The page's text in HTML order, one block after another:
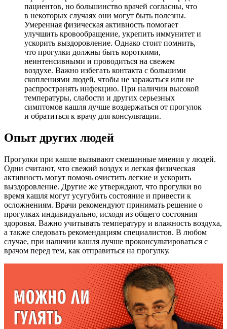
пациентов, но большинство врачей согласны, что
в некоторых случаях они могут быть полезны.
Умеренная физическая активность помогает
улучшить кровообращение, укрепить иммунитет и
ускорить выздоровление. Однако стоит помнить,
что прогулки должны быть короткими,
неинтенсивными и проводиться на свежем
воздухе. Важно избегать контакта с большими
скоплениями людей, чтобы не заражаться или не
распространять инфекцию. При наличии высокой
температуры, слабости и других серьезных
симптомов кашля лучше воздержаться от прогулок
и обратиться к врачу для консультации.
Опыт других людей
Прогулки при кашле вызывают смешанные мнения у людей.
Одни считают, что свежий воздух и легкая физическая
активность могут помочь очистить легкие и ускорить
выздоровление. Другие же утверждают, что прогулки во
время кашля могут усугубить состояние и привести к
осложнениям. Врачи рекомендуют принимать решение о
прогулках индивидуально, исходя из общего состояния
здоровья. Важно учитывать температуру и влажность воздуха,
а также следовать рекомендациям специалистов. В любом
случае, при наличии кашля лучше проконсультироваться с
врачом перед тем, как отправиться на прогулку.